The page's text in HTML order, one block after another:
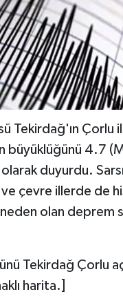
Tekirdağ'ın Çorlu
4.7
duyurdu.
ve çevre illerde de
olan deprem
Tekirdağ Çorlu
harita.]